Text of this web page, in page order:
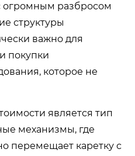
огромным разбросом
структуры
важно для
покупки
которое не
является тип
механизмы, где
перемещает каретку с